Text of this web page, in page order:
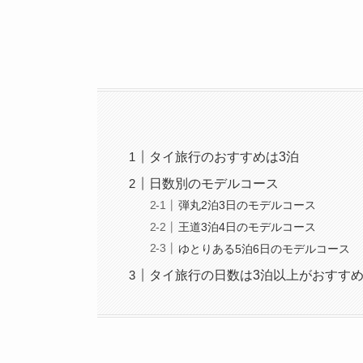
タイ旅行のおすすめは3泊
日数別のモデルコース
弾丸2泊3日のモデルコース
王道3泊4日のモデルコース
ゆとりある5泊6日のモデルコース
タイ旅行の日数は3泊以上がおすすめ